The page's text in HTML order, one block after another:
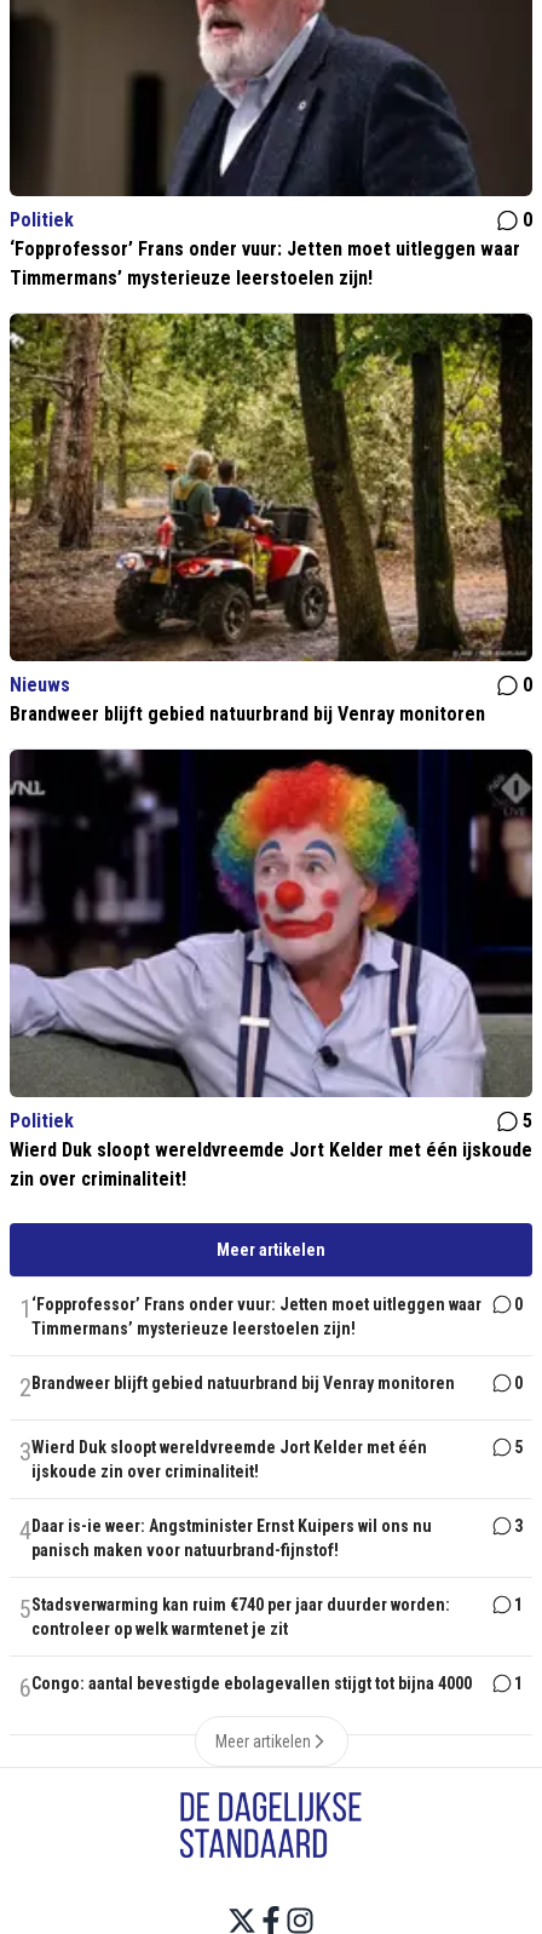
Politiek
0
‘Fopprofessor’ Frans onder vuur: Jetten moet uitleggen waar
Timmermans’ mysterieuze leerstoelen zijn!
Nieuws
0
Brandweer blijft gebied natuurbrand bij Venray monitoren
Politiek
5
Wierd Duk sloopt wereldvreemde Jort Kelder met één ijskoude
zin over criminaliteit!
Meer artikelen
1 ‘Fopprofessor’ Frans onder vuur: Jetten moet uitleggen waar
Timmermans’ mysterieuze leerstoelen zijn!
0
2 Brandweer blijft gebied natuurbrand bij Venray monitoren 0
3Wierd Duk sloopt wereldvreemde Jort Kelder met één
ijskoude zin over criminaliteit!
5
4Daar is-ie weer: Angstminister Ernst Kuipers wil ons nu
panisch maken voor natuurbrand-fijnstof!
3
5Stadsverwarming kan ruim €740 per jaar duurder worden:
controleer op welk warmtenet je zit
1
6Congo: aantal bevestigde ebolagevallen stijgt tot bijna 4000 1
Meer artikelen